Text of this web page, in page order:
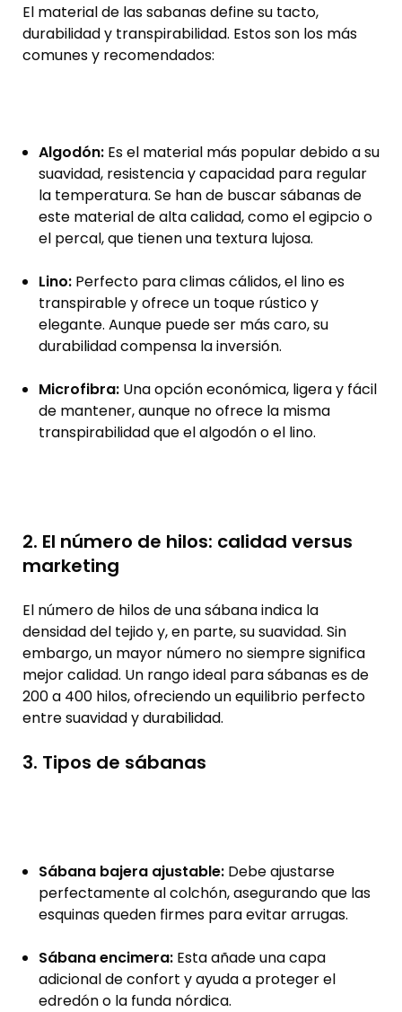
El material de las sabanas define su tacto,
durabilidad y transpirabilidad. Estos son los más
comunes y recomendados:
Algodón: Es el material más popular debido a su
suavidad, resistencia y capacidad para regular
la temperatura. Se han de buscar sábanas de
este material de alta calidad, como el egipcio o
el percal, que tienen una textura lujosa.
Lino: Perfecto para climas cálidos, el lino es
transpirable y ofrece un toque rústico y
elegante. Aunque puede ser más caro, su
durabilidad compensa la inversión.
Microfibra: Una opción económica, ligera y fácil
de mantener, aunque no ofrece la misma
transpirabilidad que el algodón o el lino.
2. El número de hilos: calidad versus
marketing
El número de hilos de una sábana indica la
densidad del tejido y, en parte, su suavidad. Sin
embargo, un mayor número no siempre significa
mejor calidad. Un rango ideal para sábanas es de
200 a 400 hilos, ofreciendo un equilibrio perfecto
entre suavidad y durabilidad.
3. Tipos de sábanas
Sábana bajera ajustable: Debe ajustarse
perfectamente al colchón, asegurando que las
esquinas queden firmes para evitar arrugas.
Sábana encimera: Esta añade una capa
adicional de confort y ayuda a proteger el
edredón o la funda nórdica.